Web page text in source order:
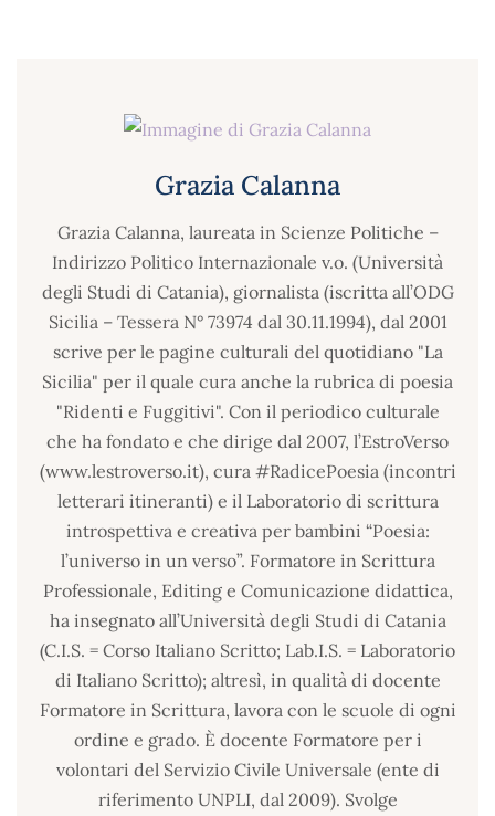
Grazia Calanna
Grazia Calanna, laureata in Scienze Politiche –
Indirizzo Politico Internazionale v.o. (Università
degli Studi di Catania), giornalista (iscritta all’ODG
Sicilia – Tessera N° 73974 dal 30.11.1994), dal 2001
scrive per le pagine culturali del quotidiano "La
Sicilia" per il quale cura anche la rubrica di poesia
"Ridenti e Fuggitivi". Con il periodico culturale
che ha fondato e che dirige dal 2007, l’EstroVerso
(www.lestroverso.it), cura #RadicePoesia (incontri
letterari itineranti) e il Laboratorio di scrittura
introspettiva e creativa per bambini “Poesia:
l’universo in un verso”. Formatore in Scrittura
Professionale, Editing e Comunicazione didattica,
ha insegnato all’Università degli Studi di Catania
(C.I.S. = Corso Italiano Scritto; Lab.I.S. = Laboratorio
di Italiano Scritto); altresì, in qualità di docente
Formatore in Scrittura, lavora con le scuole di ogni
ordine e grado. È docente Formatore per i
volontari del Servizio Civile Universale (ente di
riferimento UNPLI, dal 2009). Svolge